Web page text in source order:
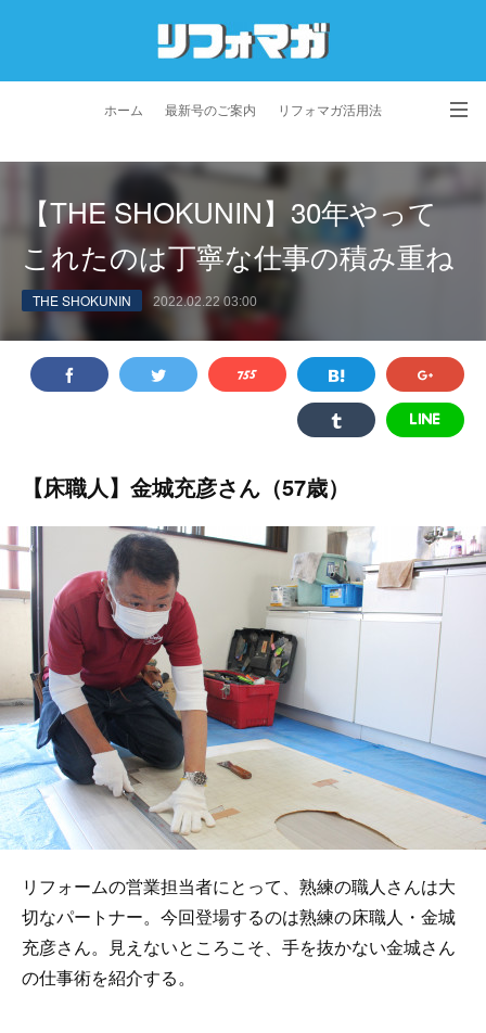
ホーム 最新号のご案内 リフォマガ活用法
お問い合わせ よくあるご質問
プライバシーポリシー 利用規約 会社概要
【THE SHOKUNIN】30年やって
これたのは丁寧な仕事の積み重ね
THE SHOKUNIN 2022.02.22 03:00
【床職人】金城充彦さん（57歳）
リフォームの営業担当者にとって、熟練の職人さんは大
切なパートナー。今回登場するのは熟練の床職人・金城
充彦さん。見えないところこそ、手を抜かない金城さん
の仕事術を紹介する。